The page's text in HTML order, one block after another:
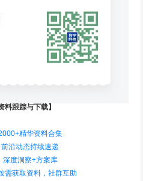
料跟踪与下载】
精华资料合集
前沿动态持续速递
深度洞察+方案库
需获取资料，社群互助